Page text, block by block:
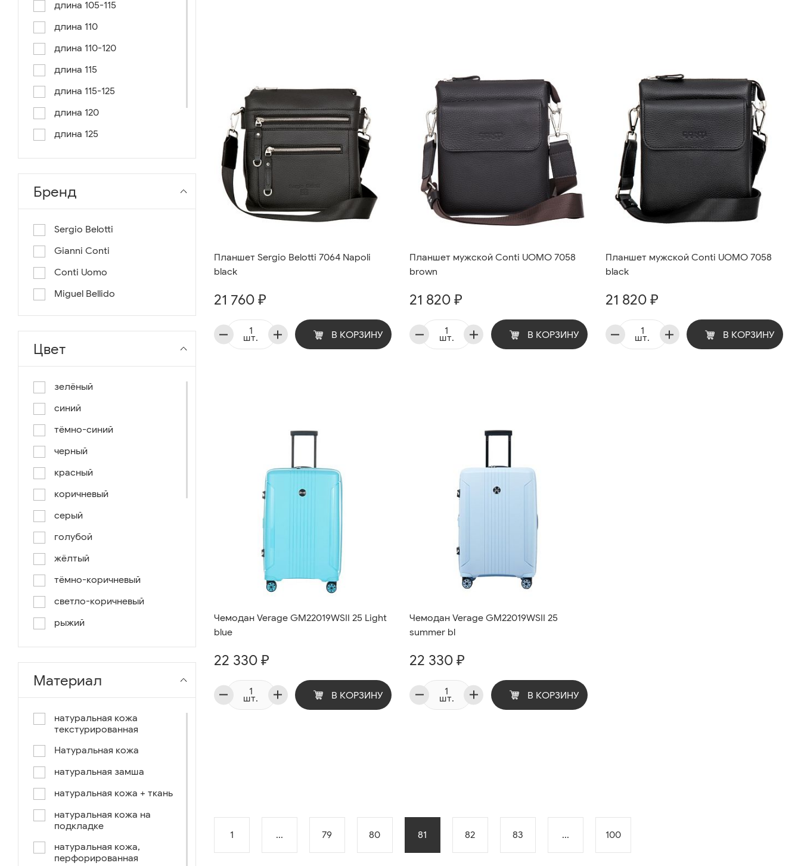
длина 105-115
длина 110
длина 110-120
длина 115
длина 115-125
длина 120
длина 125
длина 130
длина 135
Бренд
Sergio Belotti
Gianni Conti
Conti Uomo
Miguel Bellido
Цвет
зелёный
синий
тёмно-синий
черный
красный
коричневый
серый
голубой
жёлтый
тёмно-коричневый
светло-коричневый
рыжий
серо-коричневый
светло-голубой
чёрный-коричневый
комбинированный
коричнево-зеленый
коричневый-синий
коричневый/светло-
коричневый /ручное окраш.-
синий/черный
Материал
натуральная кожа
текстурированная
Натуральная кожа
натуральная замша
натуральная кожа + ткань
натуральная кожа на
подкладке
натуральная кожа,
перфорированная
Планшет Sergio Belotti 7064 Napoli
black
21 760 ₽
шт. В КОРЗИНУ
Планшет мужской Conti UOMO 7058
brown
21 820 ₽
шт. В КОРЗИНУ
Планшет мужской Conti UOMO 7058
black
21 820 ₽
шт. В КОРЗИНУ
Чемодан Verage GM22019WSII 25 Light
blue
22 330 ₽
шт. В КОРЗИНУ
Чемодан Verage GM22019WSII 25
summer bl
22 330 ₽
шт. В КОРЗИНУ
1 ... 79 80 81 82 83 ... 100